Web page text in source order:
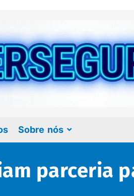
Sobre nós
parceria